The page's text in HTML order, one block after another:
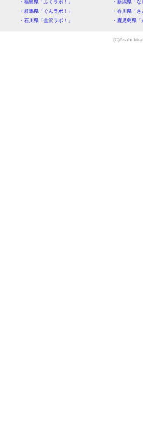
・福島県「ふくラボ！」
・新潟県「
・群馬県「ぐんラボ！」
・香川県「
・石川県「金沢ラボ！」
・鹿児島県
(C)Asahi